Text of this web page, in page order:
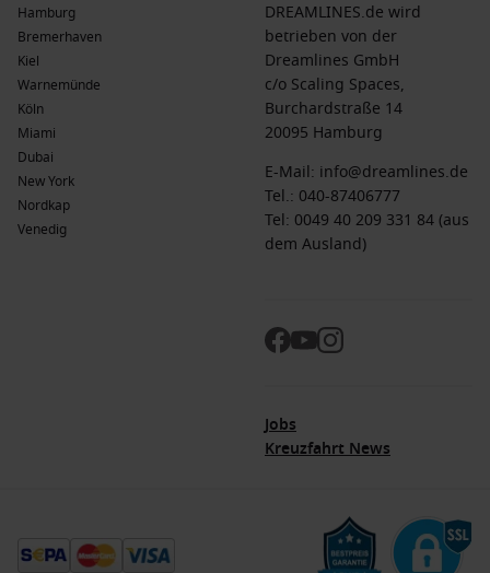
Hamburg
Bremerhaven
Kiel
Warnemünde
Köln
Miami
Dubai
New York
Nordkap
Venedig
DREAMLINES.de wird
betrieben von der
Dreamlines GmbH
c/o Scaling Spaces,
Burchardstraße 14
20095 Hamburg
E-Mail: info@dreamlines.de
Tel.: 040-87406777
Tel: 0049 40 209 331 84 (aus
dem Ausland)
Jobs
Kreuzfahrt News